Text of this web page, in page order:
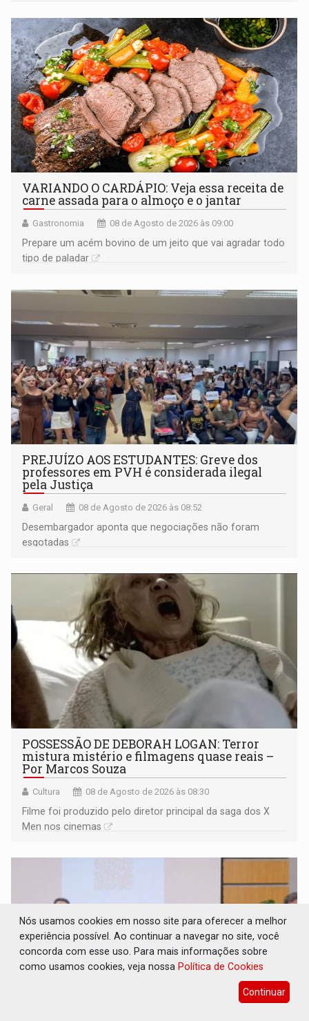
VARIANDO O CARDÁPIO: Veja essa receita de
carne assada para o almoço e o jantar
Gastronomia 08 de Agosto de 2026 às 09:00
Prepare um acém bovino de um jeito que vai agradar todo
tipo de paladar
PREJUÍZO AOS ESTUDANTES: Greve dos
professores em PVH é considerada ilegal
pela Justiça
Geral 08 de Agosto de 2026 às 08:52
Desembargador aponta que negociações não foram
esgotadas
POSSESSÃO DE DEBORAH LOGAN: Terror
mistura mistério e filmagens quase reais –
Por Marcos Souza
Cultura 08 de Agosto de 2026 às 08:30
Filme foi produzido pelo diretor principal da saga dos X
Men nos cinemas
Nós usamos cookies em nosso site para oferecer a melhor
experiência possível. Ao continuar a navegar no site, você
concorda com esse uso. Para mais informações sobre
como usamos cookies, veja nossa Política de Cookies
Continuar